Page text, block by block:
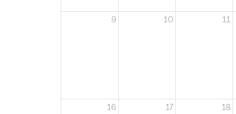
9 10 11
16 17 18